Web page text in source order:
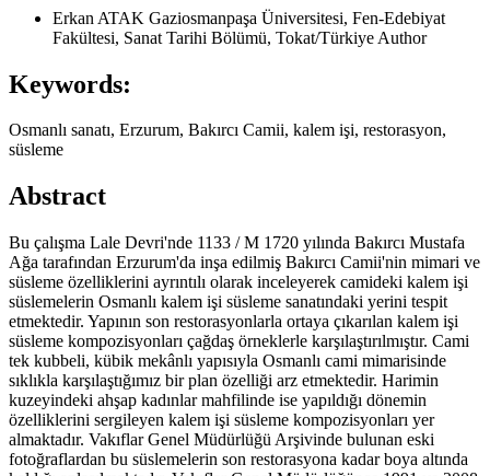
Erkan ATAK Gaziosmanpaşa Üniversitesi, Fen-Edebiyat
Fakültesi, Sanat Tarihi Bölümü, Tokat/Türkiye Author
Keywords:
Osmanlı sanatı, Erzurum, Bakırcı Camii, kalem işi, restorasyon,
süsleme
Abstract
Bu çalışma Lale Devri'nde 1133 / M 1720 yılında Bakırcı Mustafa
Ağa tarafından Erzurum'da inşa edilmiş Bakırcı Camii'nin mimari ve
süsleme özelliklerini ayrıntılı olarak inceleyerek camideki kalem işi
süslemelerin Osmanlı kalem işi süsleme sanatındaki yerini tespit
etmektedir. Yapının son restorasyonlarla ortaya çıkarılan kalem işi
süsleme kompozisyonları çağdaş örneklerle karşılaştırılmıştır. Cami
tek kubbeli, kübik mekânlı yapısıyla Osmanlı cami mimarisinde
sıklıkla karşılaştığımız bir plan özelliği arz etmektedir. Harimin
kuzeyindeki ahşap kadınlar mahfilinde ise yapıldığı dönemin
özelliklerini sergileyen kalem işi süsleme kompozisyonları yer
almaktadır. Vakıflar Genel Müdürlüğü Arşivinde bulunan eski
fotoğraflardan bu süslemelerin son restorasyona kadar boya altında